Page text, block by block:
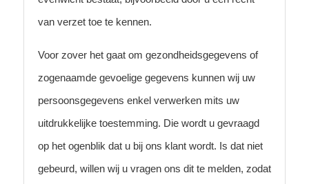
van verzet toe te kennen.
Voor zover het gaat om gezondheidsgegevens of
zogenaamde gevoelige gegevens kunnen wij uw
persoonsgegevens enkel verwerken mits uw
uitdrukkelijke toestemming. Die wordt u gevraagd
op het ogenblik dat u bij ons klant wordt. Is dat niet
gebeurd, willen wij u vragen ons dit te melden, zodat